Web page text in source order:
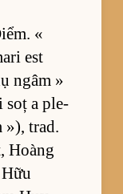
«
est
ngâm »
soț a ple­
»), trad.
Hoàng